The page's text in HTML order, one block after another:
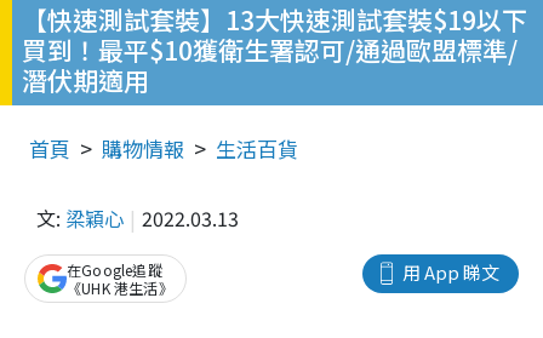
【快速測試套裝】13大快速測試套裝$19以下
買到！最平$10獲衛生署認可/通過歐盟標準/
潛伏期適用
首頁 購物情報 生活百貨
文: 梁穎心 2022.03.13
用 App 睇文
在Google追蹤
《UHK 港生活》